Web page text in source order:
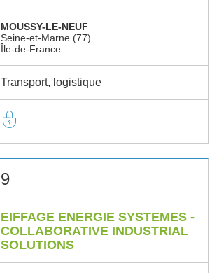
MOUSSY-LE-NEUF
Seine-et-Marne (77)
Île-de-France
Transport, logistique
9
EIFFAGE ENERGIE SYSTEMES -
COLLABORATIVE INDUSTRIAL
SOLUTIONS